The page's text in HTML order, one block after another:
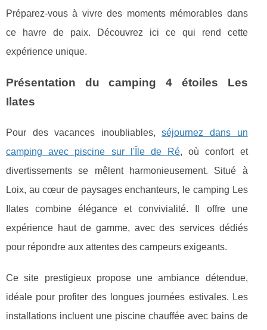
Préparez-vous à vivre des moments mémorables dans
ce havre de paix. Découvrez ici ce qui rend cette
expérience unique.
Présentation du camping 4 étoiles Les
Ilates
Pour des vacances inoubliables,séjournez dans un
camping avec piscine sur l'Île de Ré, où confort et
divertissements se mêlent harmonieusement. Situé à
Loix, au cœur de paysages enchanteurs, le camping Les
Ilates combine élégance et convivialité. Il offre une
expérience haut de gamme, avec des services dédiés
pour répondre aux attentes des campeurs exigeants.
Ce site prestigieux propose une ambiance détendue,
idéale pour profiter des longues journées estivales. Les
installations incluent une piscine chauffée avec bains de